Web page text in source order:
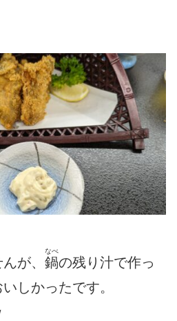
が、 鍋
なべ
の残り汁で作っ
しかったです。